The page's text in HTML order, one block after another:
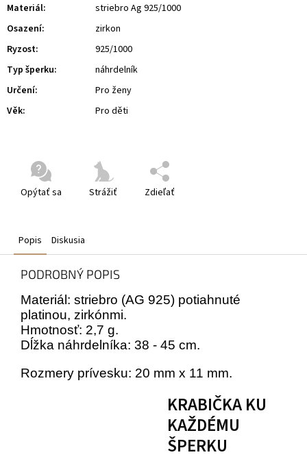
Opýtať sa Strážiť Zdieľať
Materiál:
striebro Ag 925/1000
Osazení:
zirkon
Ryzost:
925/1000
Typ šperku:
náhrdelník
Určení:
Pro ženy
Věk: Pro děti
Popis Diskusia
PODROBNÝ POPIS
Materiál: striebro (AG 925) potiahnuté
platinou, zirkónmi.
Hmotnosť: 2,7 g.
Dĺžka náhrdelníka: 38 - 45 cm.
Rozmery prívesku: 20 mm x 11 mm.
KRABIČKA KU
KAŽDÉMU
ŠPERKU